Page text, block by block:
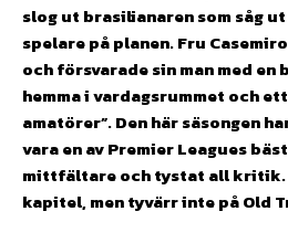
slog ut brasilianaren som såg
spelare på planen. Fru
och försvarade sin man med
hemma i vardagsrummet och
amatörer”. Den här säsongen
vara en av Premier Leagues
mittfältare och tystat all kritik.
kapitel, men tyvärr inte på Old